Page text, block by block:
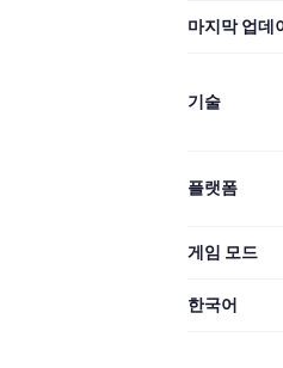
마지막 업데
기술
플랫폼
게임 모드
한국어